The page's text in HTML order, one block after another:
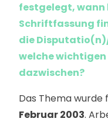
festgelegt, wann
Schriftfassung
die
welche
dazwischen?
Das Thema
Februar 2003.